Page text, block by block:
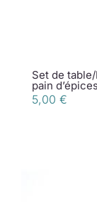
Set de
pain
5,00 €